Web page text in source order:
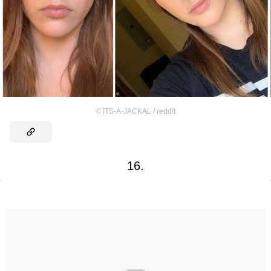
© ITS-А-JACKAL / reddit
16.